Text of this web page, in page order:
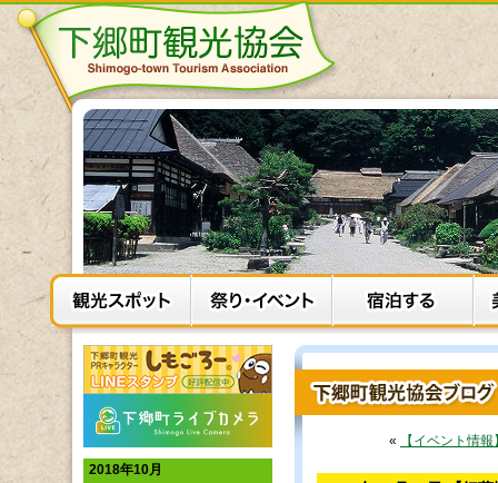
« 【イベント情
2018年10月